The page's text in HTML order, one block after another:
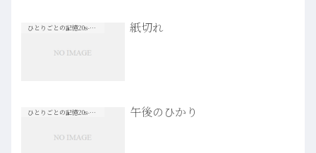
ひとりごとの記憶20s-30s 紙切れ
ひとりごとの記憶20s-30s 午後のひかり